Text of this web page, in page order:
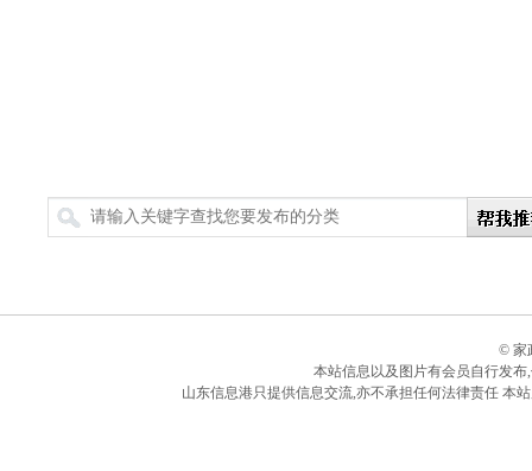
搜索
© 家
本站信息以及图片有会员自行发
山东信息港只提供信息交流,亦不承担任何法律责任 本